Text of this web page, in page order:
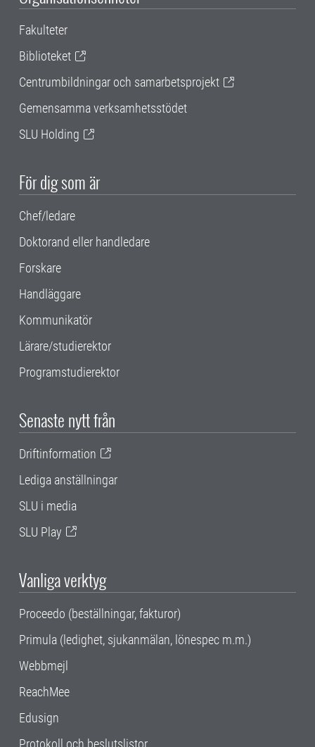
Fakulteter
Biblioteket
Centrumbildningar och samarbetsprojekt
Gemensamma verksamhetsstödet
SLU Holding
För dig som är
Chef/ledare
Doktorand eller handledare
Forskare
Handläggare
Kommunikatör
Lärare/studierektor
Programstudierektor
Senaste nytt från
Driftinformation
Lediga anställningar
SLU i media
SLU Play
Vanliga verktyg
Proceedo (beställningar, fakturor)
Primula (ledighet, sjukanmälan, lönespec m.m.)
Webbmejl
ReachMee
Edusign
Protokoll och beslutslistor